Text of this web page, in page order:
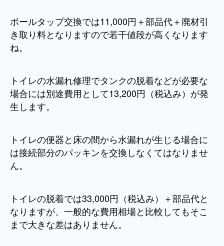
ボールタップ交換では11,000円＋部品代＋廃材引
き取り料となりますので若干値段が高くなります
ね。
トイレの水漏れ修理でタンクの脱着などが必要な
場合には別途費用として13,200円（税込み）が発
生します。
トイレの便器と床の間から水漏れが生じる場合に
は接続部分のパッキンを交換しなくてはなりませ
ん。
トイレの脱着では33,000円（税込み）＋部品代と
なりますが、一般的な費用相場と比較してもそこ
まで大きな差はありません。